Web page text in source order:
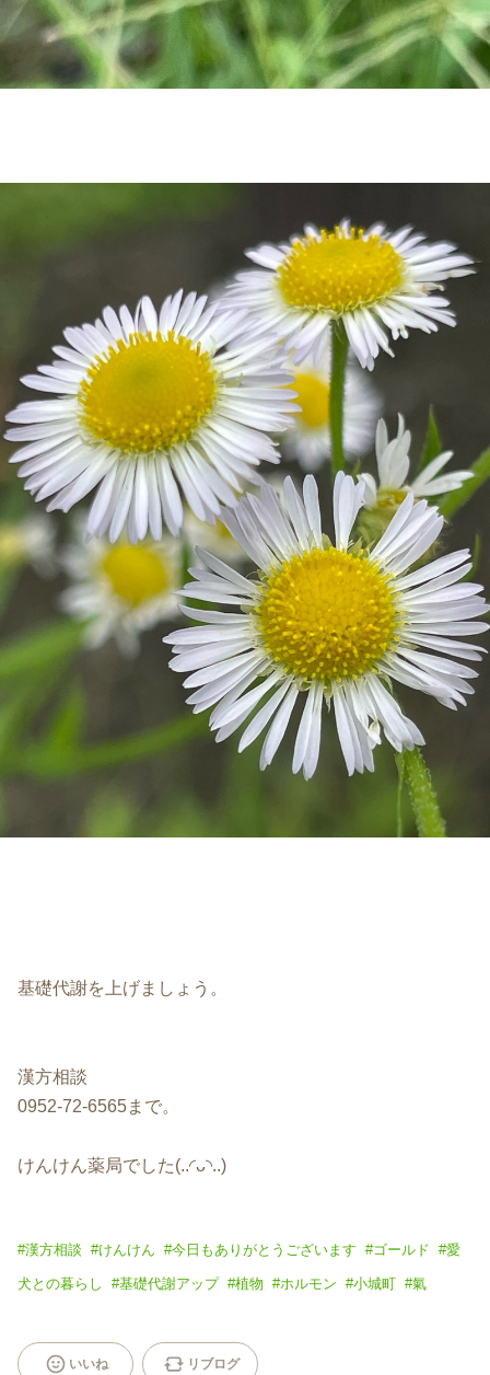
基礎代謝を上げましょう。
漢方相談
0952-72-6565まで。
けんけん薬局でした(..◜ᴗ◝..)
#漢方相談 #けんけん #今日もありがとうございます #ゴールド #愛
犬との暮らし #基礎代謝アップ #植物 #ホルモン #小城町 #氣
いいね リブログ